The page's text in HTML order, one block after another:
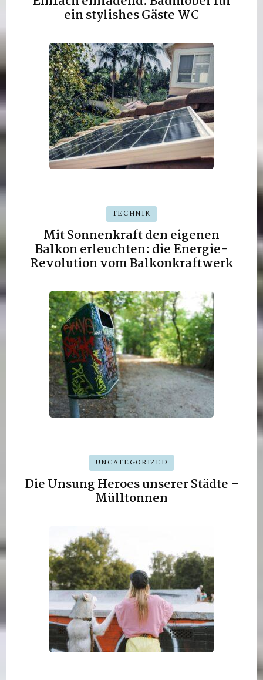
ein stylishes Gäste WC
TECHNIK
Mit Sonnenkraft den eigenen
Balkon erleuchten: die Energie-
Revolution vom Balkonkraftwerk
UNCATEGORIZED
Die Unsung Heroes unserer Städte –
Mülltonnen